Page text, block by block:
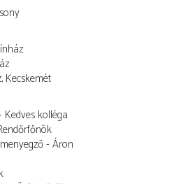
Kecskemét
Kedves kolléga
- Áron